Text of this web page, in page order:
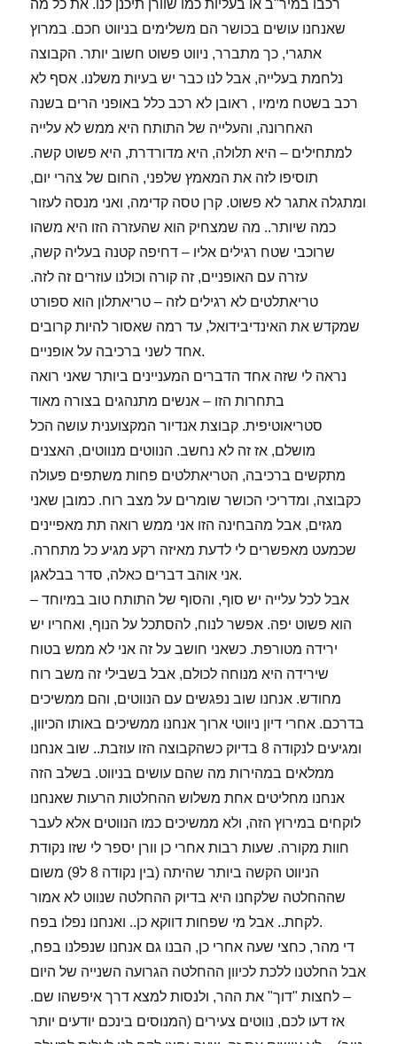
רכבו במיר"ב או בעליות כמו שוורן תיכנן לנו. את כל מה
שאנחנו עושים בכושר הם משלימים בניווט חכם. במרוץ
אתגרי, כך מתברר, ניווט פשוט חשוב יותר. הקבוצה
נלחמת בעלייה, אבל לנו כבר יש בעיות משלנו. אסף לא
רכב בשטח מימיו , ראובן לא רכב כלל באופני הרים בשנה
האחרונה, והעלייה של התותח היא ממש לא עלייה
למתחילים – היא תלולה, היא מדורדרת, היא פשוט קשה.
תוסיפו לזה את המאמץ שלפני, החום של צהרי יום,
ומתגלה אתגר לא פשוט. קרן טסה קדימה, ואני מנסה לעזור
כמה שיותר.. מה שמצחיק הוא שהעזרה הזו היא משהו
שרוכבי שטח רגילים אליו – דחיפה קטנה בעליה קשה,
עזרה עם האופניים, זה קורה וכולנו עוזרים זה לזה.
טריאתלטים לא רגילים לזה – טריאתלון הוא ספורט
שמקדש את האינדיבידואל, עד רמה שאסור להיות קרובים
אחד לשני ברכיבה על אופניים.
בתחרות הזו – אנשים מתנהגים בצורה מאוד
סטריאוטיפית. קבוצת אנדיור המקצוענית עושה הכל
מושלם, אז זה לא נחשב. הנווטים מנווטים, האצנים
מתקשים ברכיבה, הטריאתלטים פחות משתפים פעולה
כקבוצה, ומדריכי הכושר שומרים על מצב רוח. כמובן שאני
מגזים, אבל מהבחינה הזו אני ממש רואה תת מאפיינים
שכמעט מאפשרים לי לדעת מאיזה רקע מגיע כל מתחרה.
אני אוהב דברים כאלה, סדר בבלאגן.
‎אבל לכל עלייה יש סוף, והסוף של התותח טוב במיוחד –
הוא פשוט יפה. אפשר לנוח, להסתכל על הנוף, ואחריו יש
ירידה מטורפת. כשאני חושב על זה אני לא ממש בטוח
שירידה היא מנוחה לכולם, אבל בשבילי זה משב רוח
מחודש. אנחנו שוב נפגשים עם הנווטים, והם ממשיכים
בדרכם. אחרי דיון ניווטי ארוך אנחנו ממשיכים באותו הכיוון,
ומגיעים לנקודה 8 בדיוק כשהקבוצה הזו עוזבת.. שוב אנחנו
ממלאים במהירות מה שהם עושים בניווט. בשלב הזה
אנחנו מחליטים אחת משלוש ההחלטות הרעות שאנחנו
לוקחים במירוץ הזה, ולא ממשיכים כמו הנווטים אלא לעבר
חוות מקורה. שעות רבות אחרי כן וורן יספר לי שזו נקודת
הניווט הקשה ביותר שהיתה (בין נקודה 8 ל9) משום
שההחלטה שלקחנו היא בדיוק ההחלטה שנווט לא אמור
לקחת.. אבל מי שפחות דווקא כן.. ואנחנו נפלו בפח.
אבל החלטנו ללכת לכיוון ההחלטה הגרועה השנייה של היום
– לחצות "דוך" את ההר, ולנסות למצא דרך איפשהו שם.
אז דעו לכם, נווטים צעירים (המנוסים בינכם יודעים יותר